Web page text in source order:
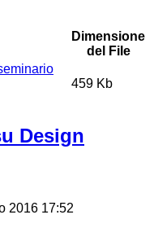
Dimensione
del File
459 Kb
Design
2016 17:52